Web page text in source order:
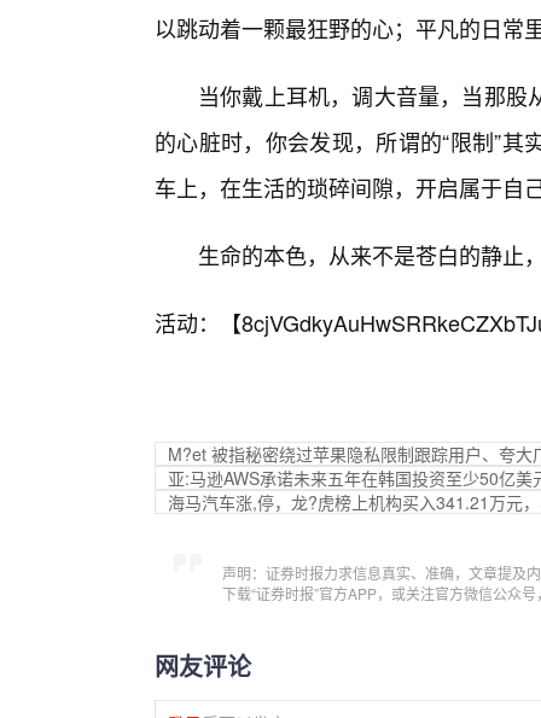
以跳动着一颗最狂野的心；平凡的日常
当你戴上耳机，调大音量，当那
的心脏时，你会发现，所谓的“限制”
车上，在生活的琐碎间隙，开启属于自
生命的本色，从来不是苍白的静止
活动：【
M?et 被指秘密绕过苹果隐私限制跟踪用户、夸大
亚:马逊AWS承诺未来五年在韩国投资至少50亿美
海马汽车涨,停，龙?虎榜上机构买入341.21万元
声明：证券时报力求信息真实、准确，文章提及
下载“证券时报”官方APP，或关注官方微信公众
网友评论